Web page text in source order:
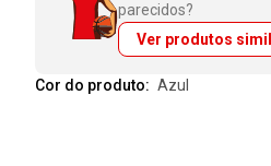
parecidos?
Ver produtos
Cor do produto: azul